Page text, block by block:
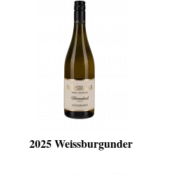
2025 Weissburgunder